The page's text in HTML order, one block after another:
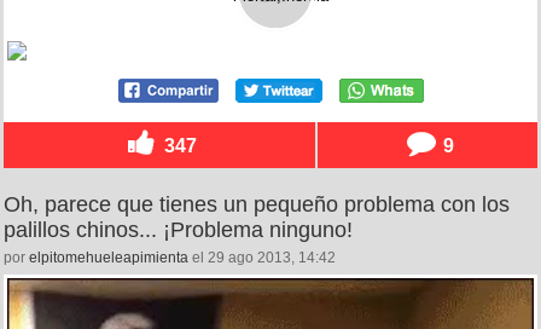
347 9
Oh, parece que tienes un pequeño problema con los
palillos chinos... ¡Problema ninguno!
por elpitomehueleapimienta el 29 ago 2013, 14:42